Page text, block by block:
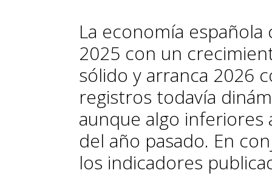
La economía española
2025 con un
sólido y arranca 2026
registros todavía
aunque algo inferiores
del año pasado. En
los indicadores